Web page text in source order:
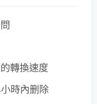
轉換速度
時內删除